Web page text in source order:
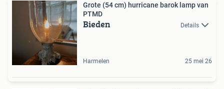
Grote (54 cm) hurricane barok lamp van
PTMD
Bieden Details
Harmelen 25 mei 26